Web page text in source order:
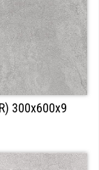
300х600х9